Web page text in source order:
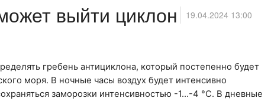
выйти циклон 19.04.2024 13:00
гребень антициклона, который постепенно будет
моря. В ночные часы воздух будет интенсивно
заморозки интенсивностью -1…-4 °С. В дневные